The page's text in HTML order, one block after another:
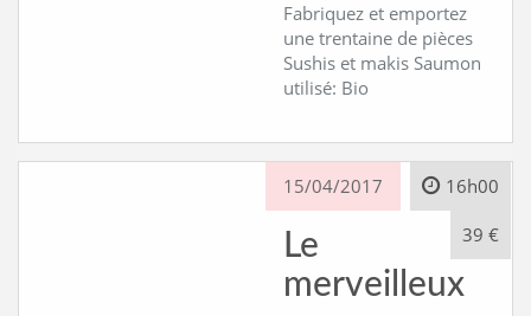
Fabriquez et emportez
une trentaine de pièces
Sushis et makis Saumon
utilisé: Bio
15/04/2017 16h00
39 €
Le
merveilleux